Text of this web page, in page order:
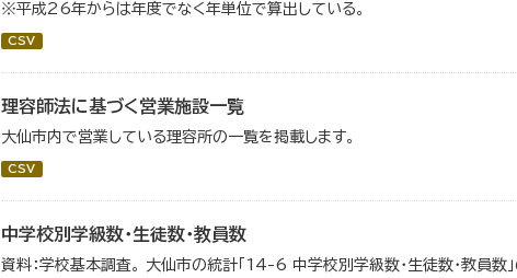
※平成26年からは年度でなく年単位で算出している。
CSV
理容師法に基づく営業施設一覧
大仙市内で営業している理容所の一覧を掲載します。
CSV
中学校別学級数・生徒数・教員数
資料：学校基本調査。 大仙市の統計「14-6 中学校別学級数・生徒数・教員数」